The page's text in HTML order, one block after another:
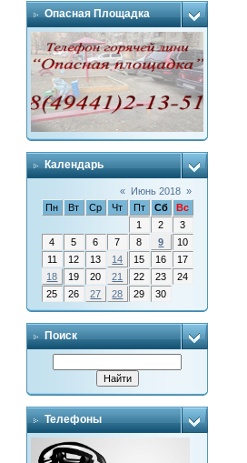
Опасная Площадка
Календарь
« Июнь 2018 »
Пн
Вт Ср Чт Пт Сб
Вс
1
2
3
4
5 6 7 8 9
10
11
12 13 14 15 16
17
18
19 20 21 22 23
24
25
26 27 28 29 30
Поиск
Телефоны